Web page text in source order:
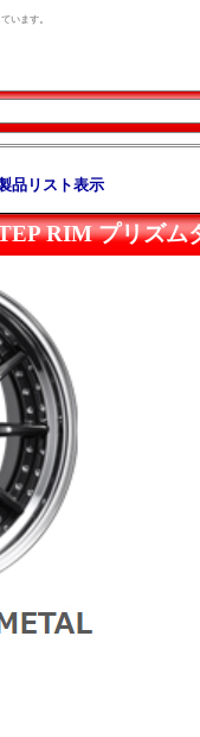
います。
品リスト表示
RIM プリズム